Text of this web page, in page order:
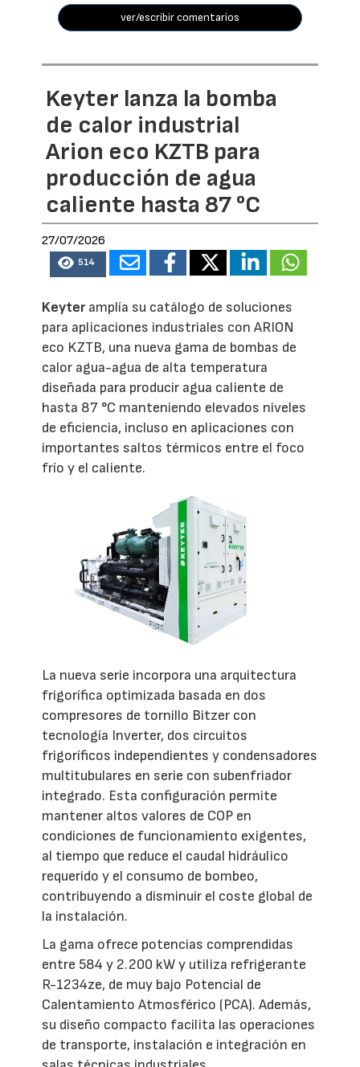
ver/escribir comentarios
Keyter lanza la bomba
de calor industrial
Arion eco KZTB para
producción de agua
caliente hasta 87 °C
27/07/2026
514
Keyteramplía su catálogo de soluciones
para aplicaciones industriales con ARION
eco KZTB, una nueva gama de bombas de
calor agua-agua de alta temperatura
diseñada para producir agua caliente de
hasta 87 °C manteniendo elevados niveles
de eficiencia, incluso en aplicaciones con
importantes saltos térmicos entre el foco
frío y el caliente.
La nueva serie incorpora una arquitectura
frigorífica optimizada basada en dos
compresores de tornillo Bitzer con
tecnología Inverter, dos circuitos
frigoríficos independientes y condensadores
multitubulares en serie con subenfriador
integrado. Esta configuración permite
mantener altos valores de COP en
condiciones de funcionamiento exigentes,
al tiempo que reduce el caudal hidráulico
requerido y el consumo de bombeo,
contribuyendo a disminuir el coste global de
la instalación.
La gama ofrece potencias comprendidas
entre 584 y 2.200 kW y utiliza refrigerante
R-1234ze, de muy bajo Potencial de
Calentamiento Atmosférico (PCA). Además,
su diseño compacto facilita las operaciones
de transporte, instalación e integración en